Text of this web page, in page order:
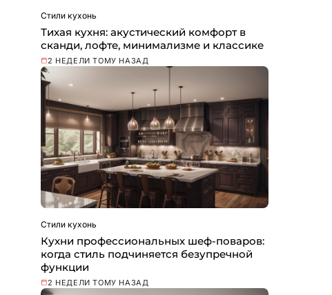
Стили кухонь
Тихая кухня: акустический комфорт в
сканди, лофте, минимализме и классике
2 НЕДЕЛИ ТОМУ НАЗАД
Стили кухонь
Кухни профессиональных шеф-поваров:
когда стиль подчиняется безупречной
функции
2 НЕДЕЛИ ТОМУ НАЗАД